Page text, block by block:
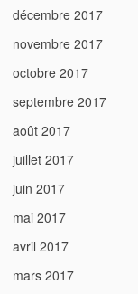
décembre 2017
novembre 2017
octobre 2017
septembre 2017
août 2017
juillet 2017
juin 2017
mai 2017
avril 2017
mars 2017